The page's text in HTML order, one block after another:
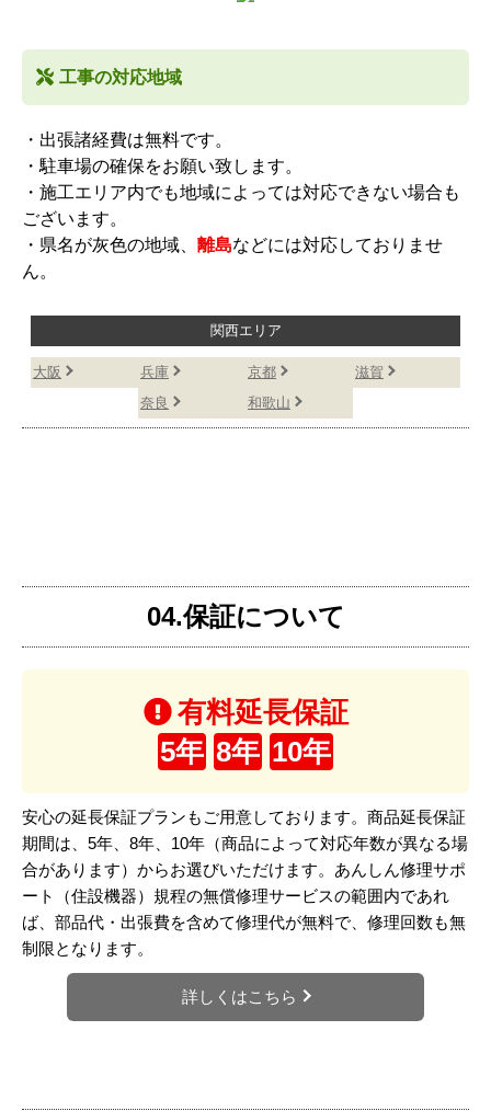
工事の対応地域
・出張諸経費は無料です。
・駐車場の確保をお願い致します。
・施工エリア内でも地域によっては対応できない場合も
ございます。
・県名が灰色の地域、 離島などには対応しておりませ
ん。
関西エリア
大阪 兵庫 京都
滋賀
奈良
和歌山
04.保証について
有料延長保証
5年 8年 10年
安心の延長保証プランもご用意しております。商品延長保証
期間は、5年、8年、10年（商品によって対応年数が異なる場
合があります）からお選びいただけます。あんしん修理サポ
ート（住設機器）規程の無償修理サービスの範囲内であれ
ば、部品代・出張費を含めて修理代が無料で、修理回数も無
制限となります。
詳しくはこちら